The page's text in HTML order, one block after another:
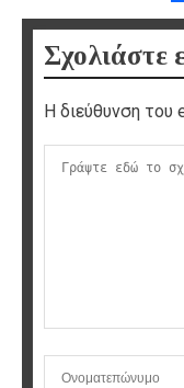
Σχολιάστε
Η διεύθυνση του